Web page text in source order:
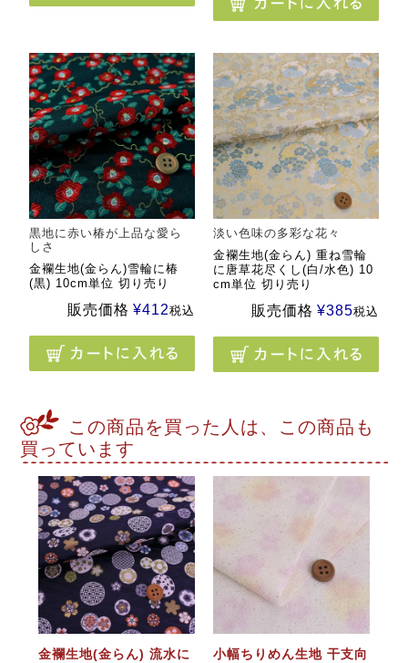
黒地に赤い椿が上品な愛ら
しさ
金襴生地(金らん)雪輪に椿
(黒) 10cm単位 切り売り
販売価格 ¥412税込
淡い色味の多彩な花々
金襴生地(金らん) 重ね雪輪
に唐草花尽くし(白/水色) 10
cm単位 切り売り
販売価格 ¥385税込
この商品を買った人は、この商品も
買っています
金襴生地(金らん) 流水に
小幅ちりめん生地 干支向